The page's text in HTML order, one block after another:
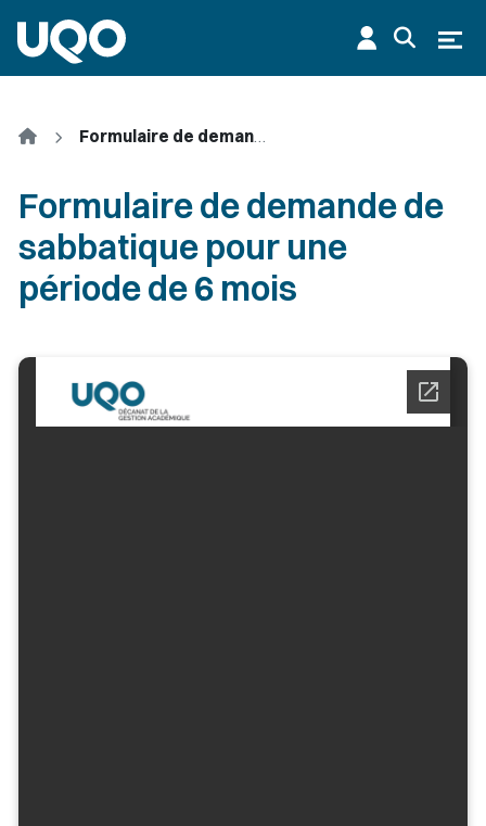
Accueil Formulaire de demande de sabbatique pour une période de 6 mois
Formulaire de demande de
sabbatique pour une
période de 6 mois